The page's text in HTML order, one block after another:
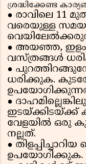
ശ്രദ്ധിക്കേണ്ട
● രാവിലെ 11
വരെയുള്ള
● അയഞ്ഞ, ഇളം
വസ്ത്രങ്ങള്‍
●
ധരിക്കുക.
●
ഇടയ്ക്കിടയ്ക്ക്
വേളയില്‍ ഒരു
നല്ലത്.
●
ഉപയോഗിക്കുക.